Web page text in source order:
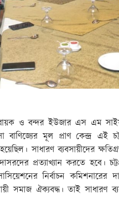
ও বন্দর ইউজার এস এম
বাণিজ্যের মূল প্রাণ কেন্দ্র এই
হয়েছিল। সাধারণ ব্যবসায়ীদের
প্রত্যাখ্যান করতে হবে।
নির্বাচন
সমাজ ঐক্যবদ্ধ। তাই সাধারণ